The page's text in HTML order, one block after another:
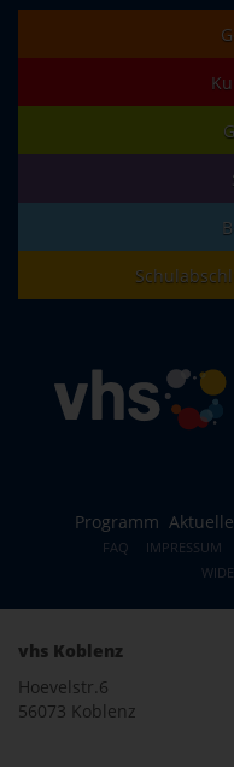
Programm
FAQ IMPRESSUM
vhs Koblenz
Hoevelstr.6
56073 Koblenz